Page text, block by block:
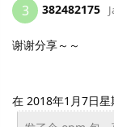
3 382482175
谢谢分享～～
在 2018年1月7日星